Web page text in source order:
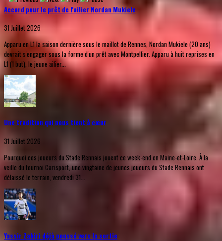
Accord pour le prêt de l'ailier Nordan Mukiele
31 Juillet 2026
Apparu en L1 la saison dernière sous le maillot de Rennes, Nordan Mukiele (20 ans)
devrait s'engager sous la forme d'un prêt avec Montpellier. Apparu à huit reprises en
L1 (1 but), le jeune ailier...
Une tradition qui nous tient à cœur
31 Juillet 2026
Pourquoi ces joueurs du Stade Rennais jouent ce week-end en Maine-et-Loire. À la
veille du tournoi Carisport, une vingtaine de jeunes joueurs du Stade Rennais ont
délaissé le terrain, vendredi 31...
Yassir Zabiri déjà poussé vers la sortie